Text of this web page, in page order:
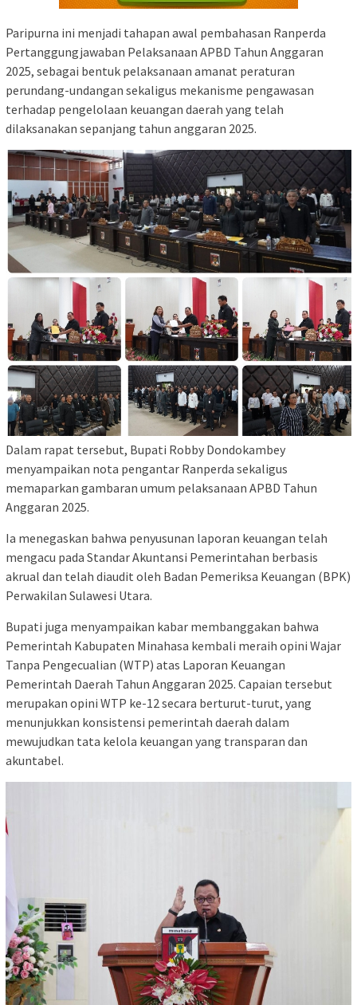
Paripurna ini menjadi tahapan awal pembahasan Ranperda
Pertanggungjawaban Pelaksanaan APBD Tahun Anggaran
2025, sebagai bentuk pelaksanaan amanat peraturan
perundang-undangan sekaligus mekanisme pengawasan
terhadap pengelolaan keuangan daerah yang telah
dilaksanakan sepanjang tahun anggaran 2025.
Dalam rapat tersebut, Bupati Robby Dondokambey
menyampaikan nota pengantar Ranperda sekaligus
memaparkan gambaran umum pelaksanaan APBD Tahun
Anggaran 2025.
Ia menegaskan bahwa penyusunan laporan keuangan telah
mengacu pada Standar Akuntansi Pemerintahan berbasis
akrual dan telah diaudit oleh Badan Pemeriksa Keuangan (BPK)
Perwakilan Sulawesi Utara.
Bupati juga menyampaikan kabar membanggakan bahwa
Pemerintah Kabupaten Minahasa kembali meraih opini Wajar
Tanpa Pengecualian (WTP) atas Laporan Keuangan
Pemerintah Daerah Tahun Anggaran 2025. Capaian tersebut
merupakan opini WTP ke-12 secara berturut-turut, yang
menunjukkan konsistensi pemerintah daerah dalam
mewujudkan tata kelola keuangan yang transparan dan
akuntabel.